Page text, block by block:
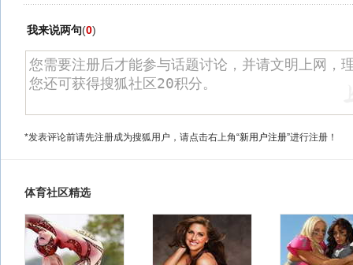
我来说两句(0)
*发表评论前请先注册成为搜狐用户，请点击右上角“新用户注册”进行注册！
体育社区精选